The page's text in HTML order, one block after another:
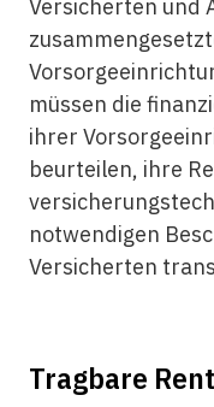
Versicherten und
müssen die
ihrer
beurteilen, ihre
notwendigen
Versicherten
Tragbare